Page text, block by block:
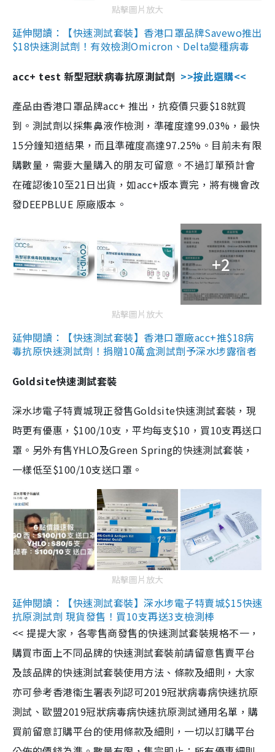
點擊圖片放大
延伸閱讀：【快速測試套裝】香港口罩品牌Savewo推出
$18快速測試劑！有效檢測Omicron、Delta變種病毒
acc+ test 新型冠狀病毒抗原測試劑 >>按此選購<<
產品由香港口罩品牌acc+ 推出，抗疫價只要$18就買
到。測試劑以採集鼻液作檢測，準確度達99.03%，最快
15分鐘知道結果，而且準確度高達97.25%。目前未有限
購數量，需要大量購入的朋友可留意。不過訂單預計會
在確認後10至21日出貨，如acc+版本賣完，將有機會改
發DEEPBLUE 原廠版本。
+2
點擊圖片放大
延伸閱讀：【快速測試套裝】香港口罩廠acc+推$18病
毒抗原快速測試劑！捐贈10萬盒測試劑予深水埗露宿者
Goldsite快速測試套裝
深水埗電子特賣城現正發售Goldsite快速測試套裝，現
時更有優惠，$100/10支，平均每支$10，買10支再送口
罩。另外有售YHLO及Green Spring的快速測試套裝，
一樣低至$100/10支送口罩。
點擊圖片放大
延伸閱讀：【快速測試套裝】深水埗電子特賣城$15快速
抗原測試劑 現貨發售！買10支再送3支檢測棒
<< 提提大家，各零售商發售的快速測試套裝規格不一，
購買市面上不同品牌的快速測試套裝前請留意售賣平台
及該品牌的快速測試套裝使用方法、條款及細則，大家
亦可參考香港衞生署表列認可2019冠狀病毒病快速抗原
測試、歐盟2019冠狀病毒病快速抗原測試通用名單，購
買前留意訂購平台的使用條款及細則，一切以訂購平台